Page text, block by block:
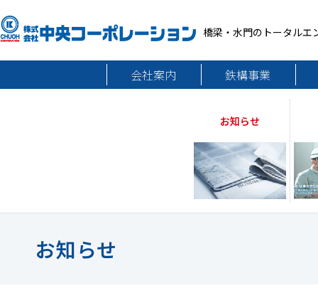
橋梁・水門のトータルエ
会社案内 鉄構事業
お知らせ
お知らせ